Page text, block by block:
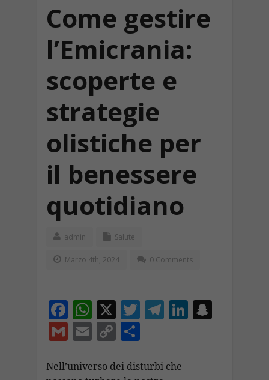
Come gestire
l’Emicrania:
scoperte e
strategie
olistiche per
il benessere
quotidiano
admin Salute
Marzo 4th, 2024 0 Comments
F
ac
e
b
W
h
at
s
X T
w
itt
er
T
gr
Li S
G
ai
E
ai
C
p
C
n
Nell’universo dei disturbi che